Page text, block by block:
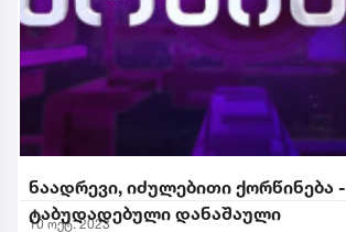
ნაადრევი, იძულებითი ქორწინება -
ტაბუდადებული დანაშაული
10 ოქტ. 2023